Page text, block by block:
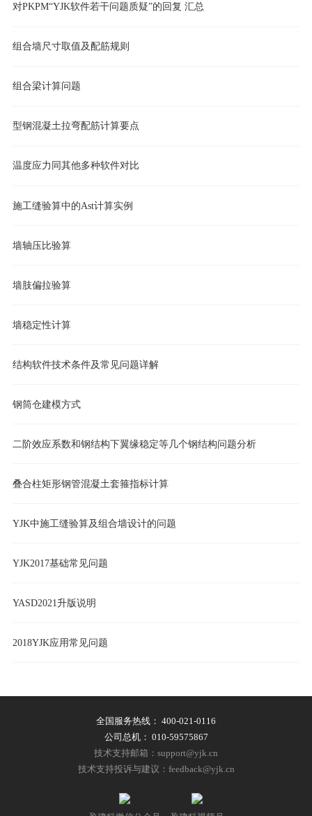
对PKPM“YJK​软件若干问题质疑”的回复​ ​​汇总
组合墙尺寸取值及配筋规则
组合梁计算问题
型钢混凝土拉弯配筋计算要点
温度应力同其他多种软件对比
施工缝验算中的Ast计算实例
墙轴压比验算
墙肢偏拉验算
墙稳定性计算
结构软件技术条件及常见问题详解
钢筒仓建模方式
二阶效应系数和钢结构下翼缘稳定等几个钢结构问题分析
叠合柱矩形钢管混凝土套箍指标计算
YJK中施工缝验算及组合墙设计的问题
YJK2017基础常见问题
YASD2021升版说明
2018YJK应用常见问题
全国服务热线： 400-021-0116
公司总机： 010-59575867
技术支持邮箱：support@yjk.cn
技术支持投诉与建议：feedback@yjk.cn